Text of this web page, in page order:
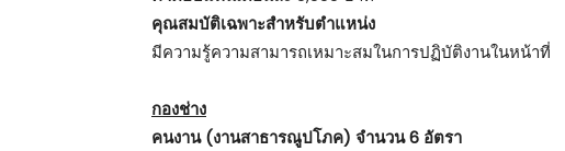
คุณสมบัติเฉพาะสำหรับตำแหน่ง
มีความรู้ความสามารถเหมาะสมในการปฏิบัติงานในหน้าที่
กองช่าง
คนงาน (งานสาธารณูปโภค) จำนวน 6 อัตรา